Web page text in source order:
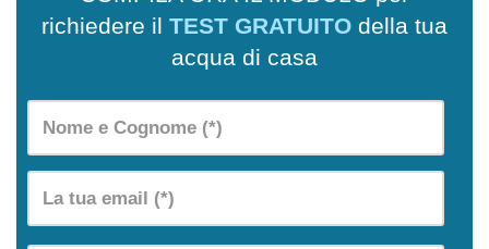
richiedere il TEST GRATUITO della tua
acqua di casa